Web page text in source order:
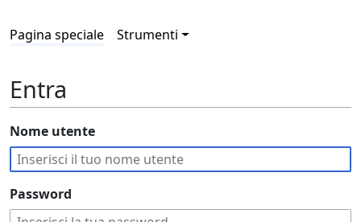
Pagina speciale Strumenti
Entra
Nome utente
Password